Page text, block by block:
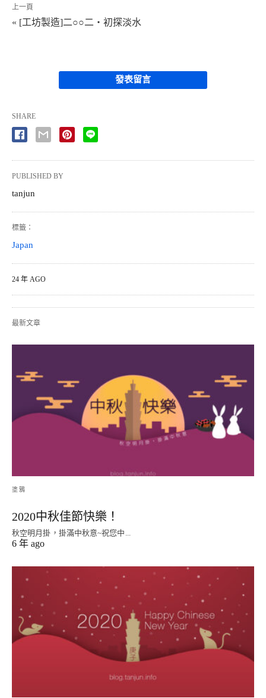
上一頁
« [工坊製造]二○○二‧初探淡水
發表留言
SHARE
PUBLISHED BY
tanjun
標籤：
Japan
24 年 AGO
最新文章
塗鴉
2020中秋佳節快樂！
秋空明月掛，掛滿中秋意~祝您中...
6 年 ago